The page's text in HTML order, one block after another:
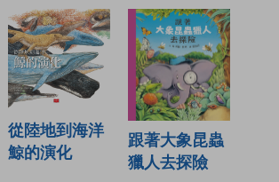
從陸地到海洋
鯨的演化
跟著大象昆蟲
獵人去探險